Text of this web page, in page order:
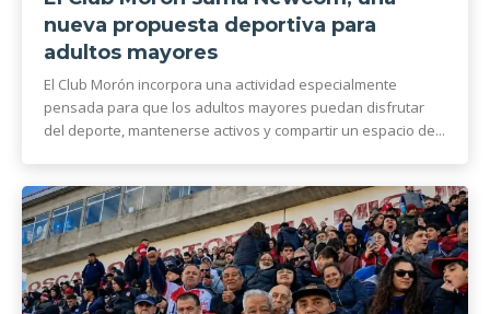
nueva propuesta deportiva para
adultos mayores
El Club Morón incorpora una actividad especialmente
pensada para que los adultos mayores puedan disfrutar
del deporte, mantenerse activos y compartir un espacio de...